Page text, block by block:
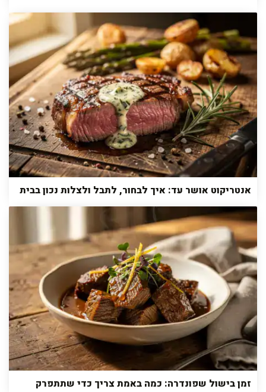
אנטריקוט אושר עד: איך לבחור, לתבל ולצלות נכון בבית
זמן בישול שפונדרה: כמה באמת צריך כדי שתתפרק